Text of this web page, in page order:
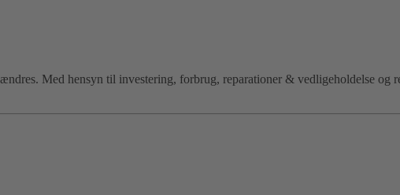
Med hensyn til investering, forbrug, reparationer & vedligeholdelse